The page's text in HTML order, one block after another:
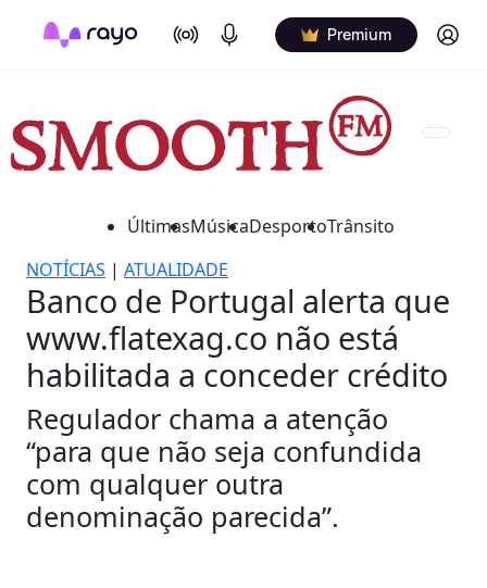
On Air Podcasts Premium Log in
ÚltimasMúsicaDesportoTrânsito
NOTÍCIAS | ATUALIDADE
Banco de Portugal alerta que
www.flatexag.co não está
habilitada a conceder crédito
Regulador chama a atenção
“para que não seja confundida
com qualquer outra
denominação parecida”.